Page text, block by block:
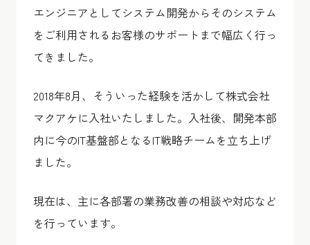
エンジニアとしてシステム開発からそのシステム
をご利用されるお客様のサポートまで幅広く行っ
てきました。
2018年8月、そういった経験を活かして株式会社
マクアケに入社いたしました。入社後、開発本部
内に今のIT基盤部となるIT戦略チームを立ち上げ
ました。
現在は、主に各部署の業務改善の相談や対応など
を行っています。